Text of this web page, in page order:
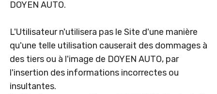
DOYEN AUTO.
L'Utilisateur n'utilisera pas le Site d'une manière
qu'une telle utilisation causerait des dommages à
des tiers ou à l'image de DOYEN AUTO, par
l'insertion des informations incorrectes ou
insultantes.